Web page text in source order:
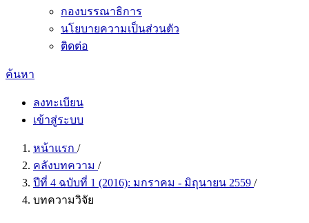
กองบรรณาธิการ
นโยบายความเป็นส่วนตัว
ติดต่อ
ค้นหา
ลงทะเบียน
เข้าสู่ระบบ
หน้าแรก /
คลังบทความ /
ปีที่ 4 ฉบับที่ 1 (2016): มกราคม - มิถุนายน 2559 /
บทความวิจัย